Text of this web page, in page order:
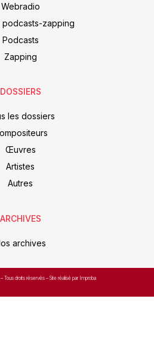
Webradio
podcasts-zapping
Podcasts
Zapping
DOSSIERS
les dossiers
Œuvres
Artistes
Autres
ARCHIVES
archives
– Tous droits réservés – Site réalisé par Improba